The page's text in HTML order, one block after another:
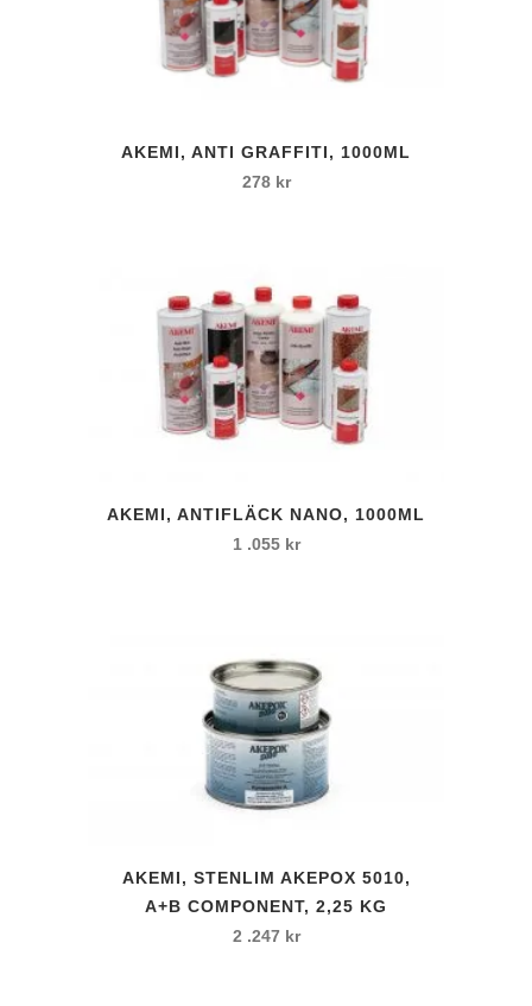
AKEMI, ANTI GRAFFITI, 1000ML
278 kr
AKEMI, ANTIFLÄCK NANO, 1000ML
1 .055 kr
AKEMI, STENLIM AKEPOX 5010,
A+B COMPONENT, 2,25 KG
2 .247 kr